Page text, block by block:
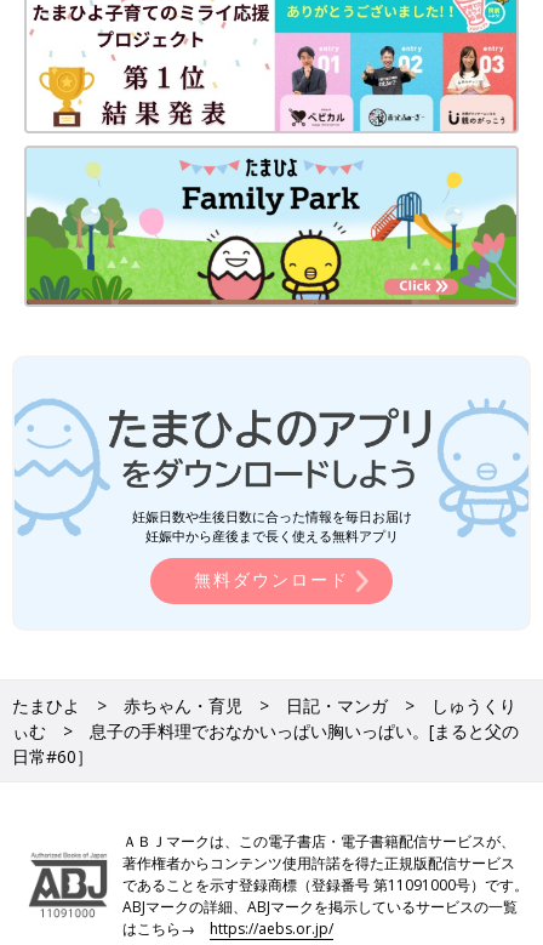
妊娠日数や生後日数に合った情報を毎日お届け
妊娠中から産後まで長く使える無料アプリ
無料ダウンロード
たまひよ 赤ちゃん・育児 日記・マンガ
しゅうくり
ぃむ
息子の手料理でおなかいっぱい胸いっぱい。[まると父の
日常#60］
ＡＢＪマークは、この電子書店・電子書籍配信サービスが、
著作権者からコンテンツ使用許諾を得た正規版配信サービス
であることを示す登録商標（登録番号 第11091000号）です。
ABJマークの詳細、ABJマークを掲示しているサービスの一覧
はこちら→https://aebs.or.jp/